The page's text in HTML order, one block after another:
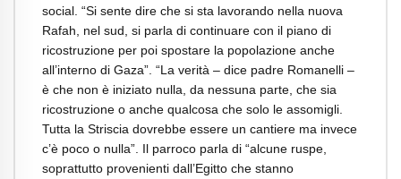
social. “Si sente dire che si sta lavorando nella nuova
Rafah, nel sud, si parla di continuare con il piano di
ricostruzione per poi spostare la popolazione anche
all’interno di Gaza”. “La verità – dice padre Romanelli –
è che non è iniziato nulla, da nessuna parte, che sia
ricostruzione o anche qualcosa che solo le assomigli.
Tutta la Striscia dovrebbe essere un cantiere ma invece
c’è poco o nulla”. Il parroco parla di “alcune ruspe,
soprattutto provenienti dall’Egitto che stanno